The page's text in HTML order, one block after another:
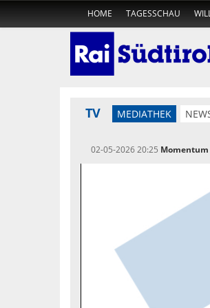
HOME TAGESSCHAU
TV MEDIATHEK
02-05-2026 20:25 Momentum